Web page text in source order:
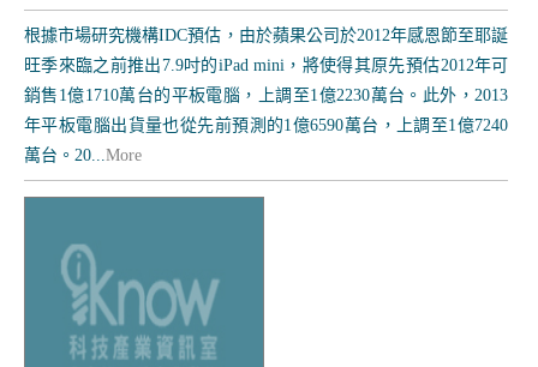
根據市場研究機構IDC預估，由於蘋果公司於2012年感恩節至耶誕
旺季來臨之前推出7.9吋的iPad mini，將使得其原先預估2012年可
銷售1億1710萬台的平板電腦，上調至1億2230萬台。此外，2013
年平板電腦出貨量也從先前預測的1億6590萬台，上調至1億7240
萬台。20...More